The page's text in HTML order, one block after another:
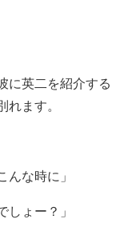
に英二を紹介する
ます。
な時に」
ょー？」